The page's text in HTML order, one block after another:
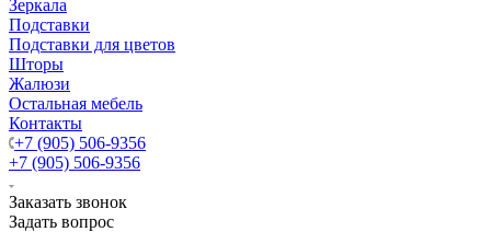
Зеркала
Подставки
Подставки для цветов
Шторы
Жалюзи
Остальная мебель
Контакты
+7 (905) 506-9356
+7 (905) 506-9356
Заказать звонок
Задать вопрос